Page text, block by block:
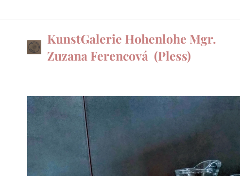
KunstGalerie Hohenlohe Mgr.
Zuzana Ferencová (Pless)